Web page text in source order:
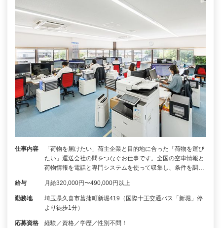
仕事内容
「荷物を届けたい」荷主企業と目的地に合った「荷物を運び
たい」運送会社の間をつなぐお仕事です。全国の空車情報と
荷物情報を電話と専門システムを使って収集し、条件を調…
給与 月給320,000円〜490,000円以上
勤務地
埼玉県久喜市菖蒲町新堀419（国際十王交通バス「新堀」停
より徒歩1分）
応募資格 経験／資格／学歴／性別不問！